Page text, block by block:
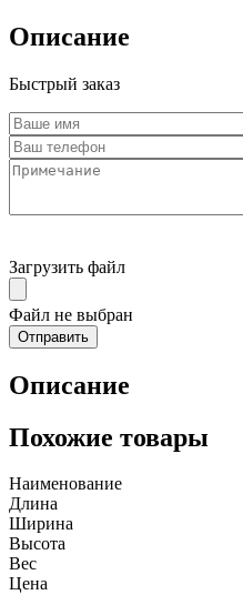
Описание
Быстрый заказ
Загрузить файл
Файл не выбран
Описание
Похожие товары
Наименование
Длина
Ширина
Высота
Вес
Цена